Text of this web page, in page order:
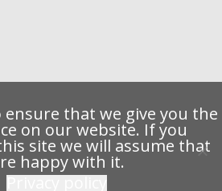
Ltd. All rights reserved.
ensure that we give you the
on our website. If you
site we will assume that
happy with it.